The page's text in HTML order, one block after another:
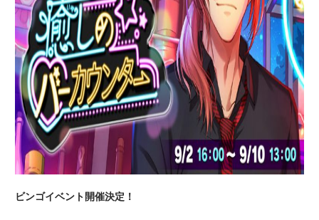
ギャラリー
ビンゴイベント開催決定！